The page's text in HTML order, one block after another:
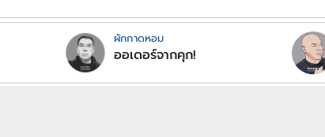
ผักกาดหอม
ออเดอร์จากคุก!